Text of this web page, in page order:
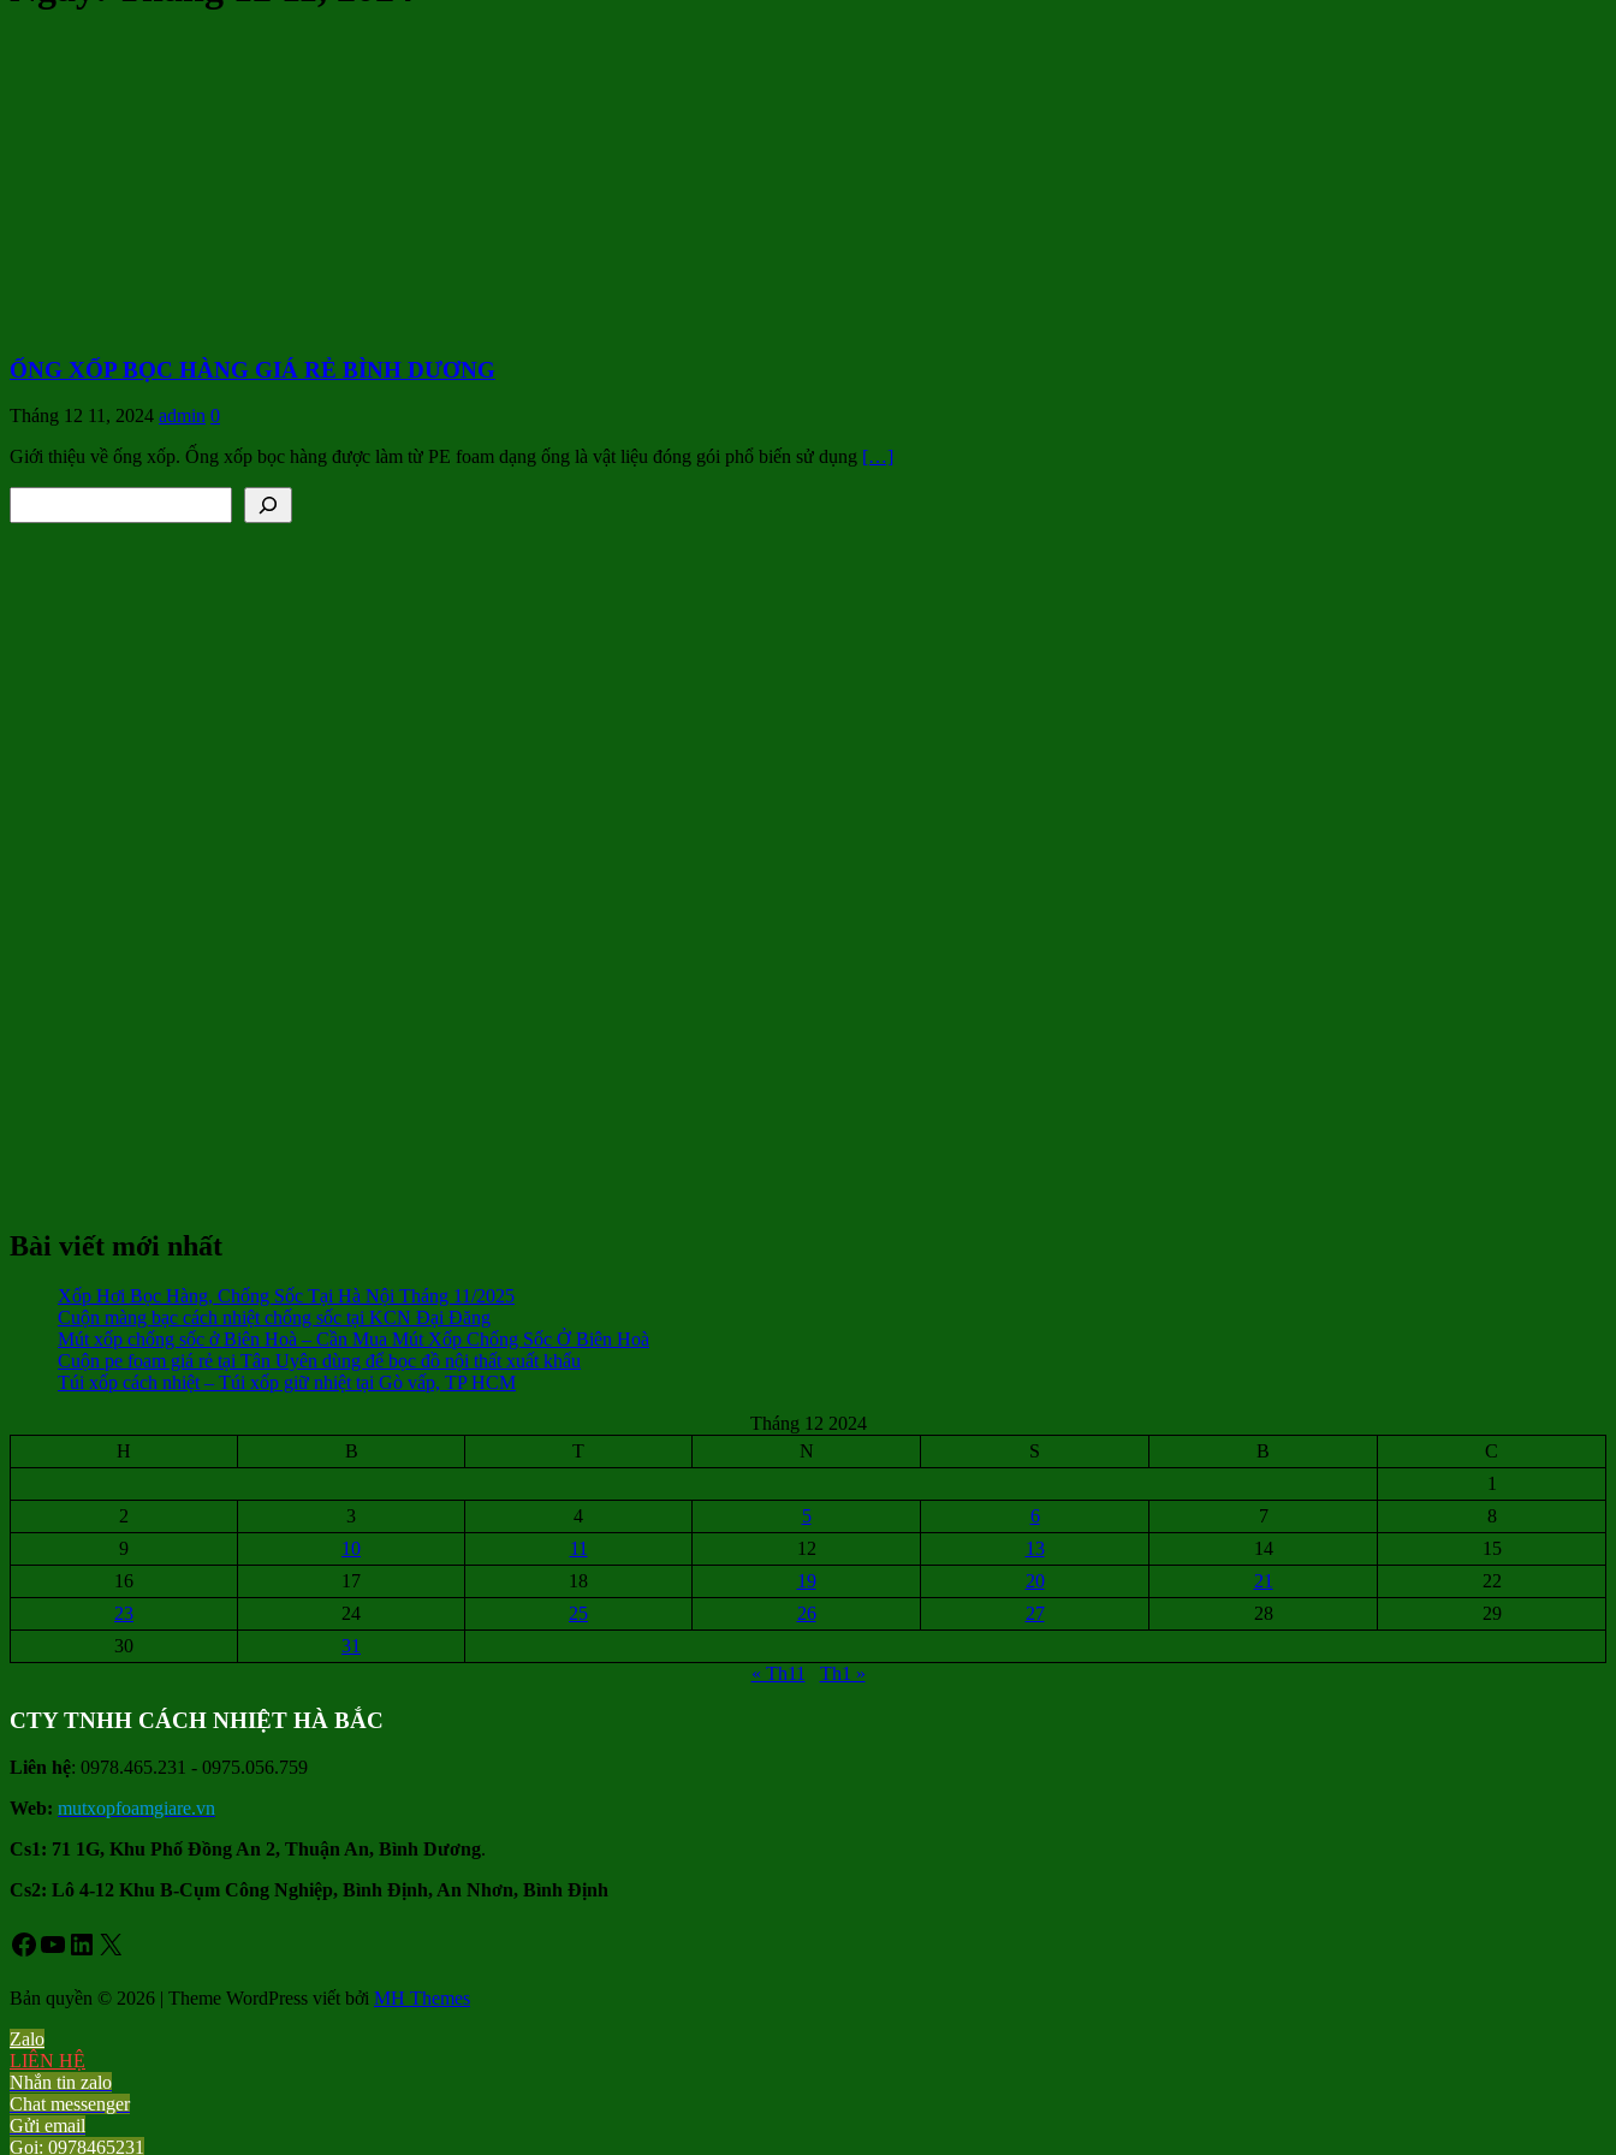
ỐNG XỐP BỌC HÀNG GIÁ RẺ BÌNH DƯƠNG
Tháng 12 11, 2024 admin 0
Giới thiệu về ống xốp. Ống xốp bọc hàng được làm từ PE foam dạng ống là vật liệu đóng gói phổ biến sử dụng […]
Bài viết mới nhất
Xốp Hơi Bọc Hàng, Chống Sốc Tại Hà Nội Tháng 11/2025
Cuộn màng bạc cách nhiệt chống sốc tại KCN Đại Đăng
Mút xốp chống sốc ở Biên Hoà – Cần Mua Mút Xốp Chống Sốc Ở Biên Hoà
Cuộn pe foam giá rẻ tại Tân Uyên dùng để bọc đồ nội thất xuất khẩu
Túi xốp cách nhiệt – Túi xốp giữ nhiệt tại Gò vấp, TP HCM
Tháng 12 2024
H
B T N S B
C
1
2
3 4 5 6 7
8
9
10 11 12 13 14
15
16
17 18 19 20 21
22
23
24 25 26 27 28
29
30
31
« Th11
Th1 »
CTY TNHH CÁCH NHIỆT HÀ BẮC
Liên hệ: 0978.465.231 - 0975.056.759
Web: mutxopfoamgiare.vn
Cs1: 71 1G, Khu Phố Đồng An 2, Thuận An, Bình Dương.
Cs2: Lô 4-12 Khu B-Cụm Công Nghiệp, Bình Định, An Nhơn, Bình Định
Facebook
Youtube
LinkedIn
X
Bản quyền © 2026 | Theme WordPress viết bởi MH Themes
Zalo
LIÊN HỆ
Nhắn tin zalo
Chat messenger
Gửi email
Gọi: 0978465231